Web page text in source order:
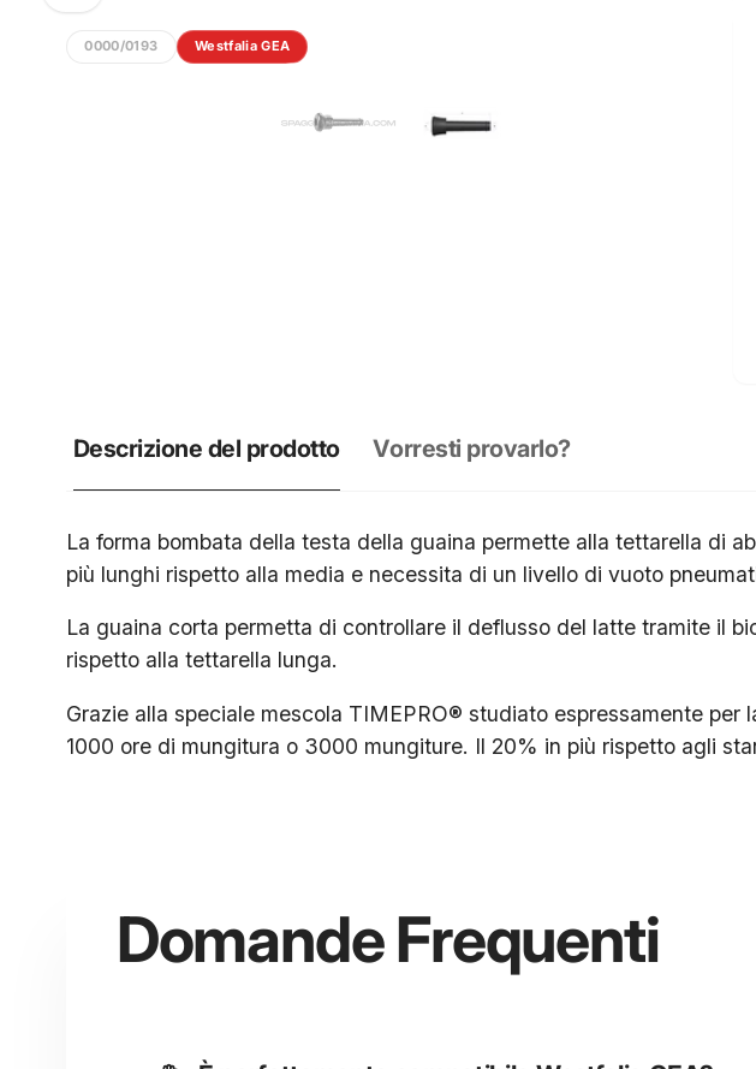
0000/0193 Westfalia GEA
Descrizione del prodotto Vorresti provarlo?
La forma bombata della testa della guaina permette alla tettarella di
più lunghi rispetto alla media e necessita di un livello di vuoto
La guaina corta permetta di controllare il deflusso del latte tramite il
rispetto alla tettarella lunga.
Grazie alla speciale mescola TIMEPRO® studiato espressamente
1000 ore di mungitura o 3000 mungiture. Il 20% in più rispetto agli
Domande Frequenti